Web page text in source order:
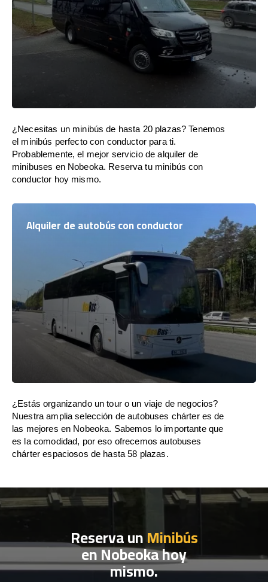
¿Necesitas un minibús de hasta 20 plazas? Tenemos
el minibús perfecto con conductor para ti.
Probablemente, el mejor servicio de alquiler de
minibuses en Nobeoka. Reserva tu minibús con
conductor hoy mismo.
Alquiler de autobús con conductor
¿Estás organizando un tour o un viaje de negocios?
Nuestra amplia selección de autobuses chárter es de
las mejores en Nobeoka. Sabemos lo importante que
es la comodidad, por eso ofrecemos autobuses
chárter espaciosos de hasta 58 plazas.
Reserva unMinibús
en Nobeoka hoy
mismo.